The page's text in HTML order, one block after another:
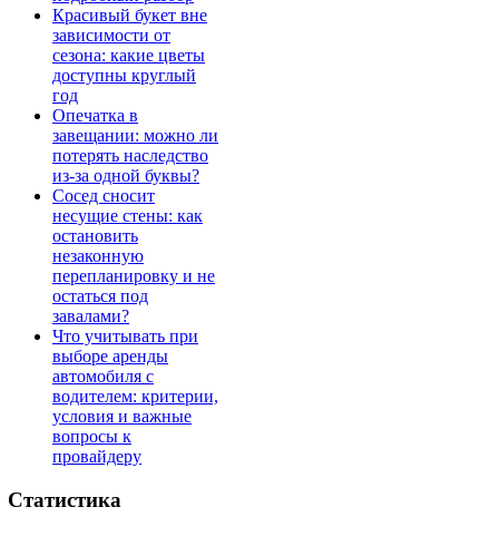
Красивый букет вне
зависимости от
сезона: какие цветы
доступны круглый
год
Опечатка в
завещании: можно ли
потерять наследство
из-за одной буквы?
Сосед сносит
несущие стены: как
остановить
незаконную
перепланировку и не
остаться под
завалами?
Что учитывать при
выборе аренды
автомобиля с
водителем: критерии,
условия и важные
вопросы к
провайдеру
Статистика